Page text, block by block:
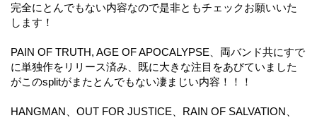
完全にとんでもない内容なので是非ともチェックお願いいた
します！
PAIN OF TRUTH, AGE OF APOCALYPSE、両バンド共にすで
に単独作をリリース済み、既に大きな注目をあびていました
がこのsplitがまたとんでもない凄まじい内容！！！
HANGMAN、OUT FOR JUSTICE、RAIN OF SALVATION、